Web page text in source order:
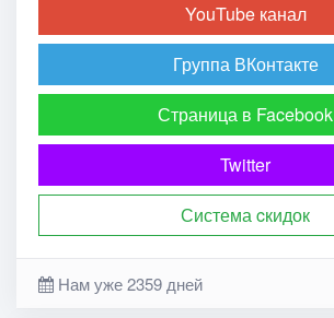
YouTube канал
Группа ВКонтакте
Страница в Facebook
Twitter
Система cкидок
Нам уже 2359 дней